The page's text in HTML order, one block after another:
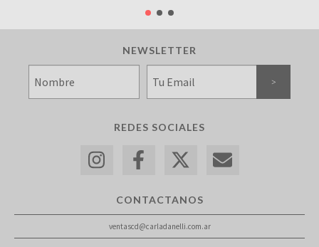
NEWSLETTER
REDES SOCIALES
CONTACTANOS
ventascd@carladanelli.com.ar